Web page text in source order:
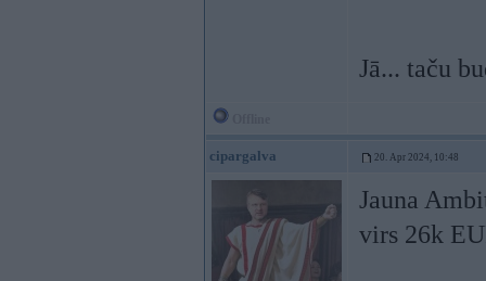
Jā... taču
cipargalva 20. Apr 2024, 10:48
Jauna
virs 26k